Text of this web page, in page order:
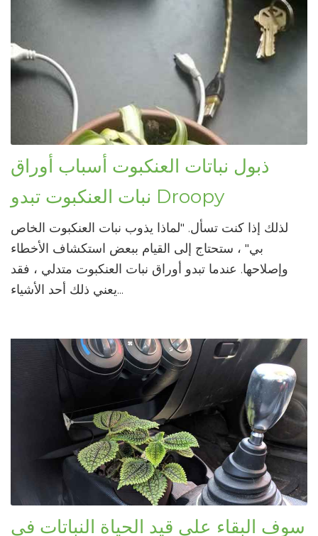
ذبول نباتات العنكبوت أسباب أوراق
نبات العنكبوت تبدو Droopy
لذلك إذا كنت تسأل. "لماذا يذوب نبات العنكبوت الخاص
بي" ، ستحتاج إلى القيام ببعض استكشاف الأخطاء
وإصلاحها. عندما تبدو أوراق نبات العنكبوت متدلي ، فقد
يعني ذلك أحد الأشياء...
سوف البقاء على قيد الحياة النباتات في